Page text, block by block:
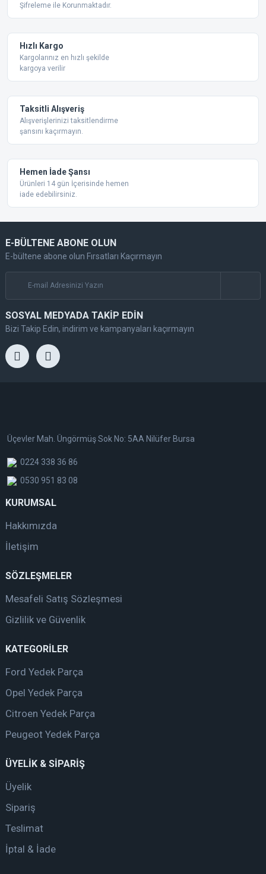
Ürün açıklamasında eksik bilgiler bulunuyor.
Bu ürüne benzer farklı alternatifler olmalı.
Şifreleme ile Korunmaktadır.
Hızlı Kargo
Kargolarınız en hızlı şekilde
kargoya verilir
Taksitli Alışveriş
Alışverişlerinizi taksitlendirme
şansını kaçırmayın.
Hemen İade Şansı
Ürünleri 14 gün İçerisinde hemen
iade edebilirsiniz.
E-BÜLTENE ABONE OLUN
E-bültene abone olun Fırsatları Kaçırmayın
SOSYAL MEDYADA TAKİP EDİN
Bizi Takip Edin, indirim ve kampanyaları kaçırmayın
Üçevler Mah. Üngörmüş Sok No: 5AA Nilüfer Bursa
0224 338 36 86
0530 951 83 08
KURUMSAL
Hakkımızda
İletişim
SÖZLEŞMELER
Mesafeli Satış Sözleşmesi
Gizlilik ve Güvenlik
KATEGORİLER
Ford Yedek Parça
Opel Yedek Parça
Citroen Yedek Parça
Peugeot Yedek Parça
ÜYELİK & SİPARİŞ
Üyelik
Sipariş
Teslimat
İptal & İade